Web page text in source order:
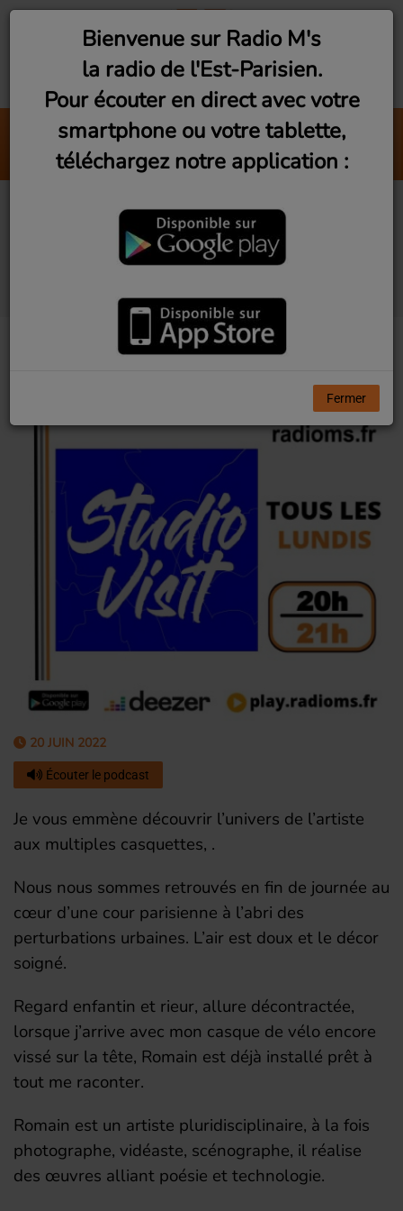
La Timidité des Arbres
La Maison Tellier
Studio Visit #19 -
Révéler l'invisible avec
Romain Lalire
20 JUIN 2022
Écouter le podcast
Je vous emmène découvrir l’univers de l’artiste
aux multiples casquettes, .
Nous nous sommes retrouvés en fin de journée au
cœur d’une cour parisienne à l’abri des
perturbations urbaines. L’air est doux et le décor
soigné.
Regard enfantin et rieur, allure décontractée,
lorsque j’arrive avec mon casque de vélo encore
vissé sur la tête, Romain est déjà installé prêt à
tout me raconter.
Romain est un artiste pluridisciplinaire, à la fois
photographe, vidéaste, scénographe, il réalise
des œuvres alliant poésie et technologie.
Bienvenue sur Radio M's
la radio de l'Est-Parisien.
Pour écouter en direct avec votre
smartphone ou votre tablette,
téléchargez notre application :
Fermer